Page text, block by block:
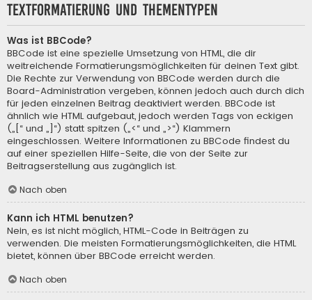
Textformatierung und Thementypen
Was ist BBCode?
BBCode ist eine spezielle Umsetzung von HTML, die dir
weitreichende Formatierungsmöglichkeiten für deinen Text gibt.
Die Rechte zur Verwendung von BBCode werden durch die
Board-Administration vergeben, können jedoch auch durch dich
für jeden einzelnen Beitrag deaktiviert werden. BBCode ist
ähnlich wie HTML aufgebaut, jedoch werden Tags von eckigen
(„[“ und „]“) statt spitzen („<“ und „>“) Klammern
eingeschlossen. Weitere Informationen zu BBCode findest du
auf einer speziellen Hilfe-Seite, die von der Seite zur
Beitragserstellung aus zugänglich ist.
Nach oben
Kann ich HTML benutzen?
Nein, es ist nicht möglich, HTML-Code in Beiträgen zu
verwenden. Die meisten Formatierungsmöglichkeiten, die HTML
bietet, können über BBCode erreicht werden.
Nach oben